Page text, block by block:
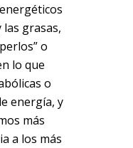
las grasas,
o
lo que
o
energía, y
más
a los más